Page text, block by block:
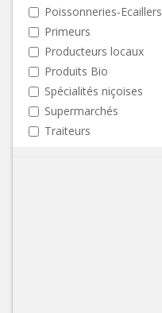
Poissonneries-Ecaillers
Primeurs
Producteurs locaux
Produits Bio
Spécialités niçoises
Supermarchés
Traiteurs